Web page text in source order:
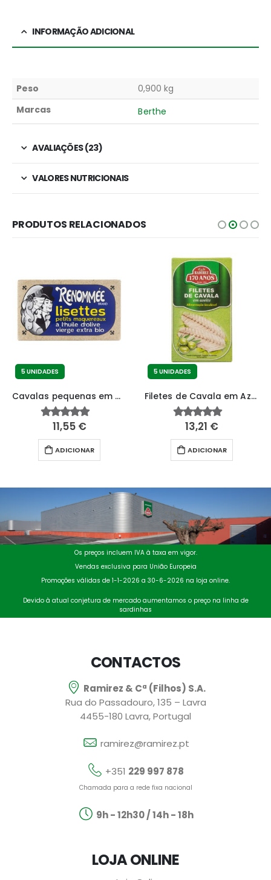
INFORMAÇÃO ADICIONAL
Peso
0,900 kg
Marcas
Berthe
AVALIAÇÕES (23)
VALORES NUTRICIONAIS
PRODUTOS RELACIONADOS
5 UNIDADES
Cavalas pequenas em azeite virgem extra bio
fora de 5
11,55 €
ADICIONAR
5 UNIDADES
Filetes de Cavala em Azeite
fora de 5
13,21 €
ADICIONAR
Os preços incluem IVA à taxa em vigor.
Vendas exclusiva para União Europeia
Promoções válidas de 1-1-2026 a 30-6-2026 na loja online.
Devido à atual conjetura de mercado aumentamos o preço na linha de
sardinhas
CONTACTOS
Ramirez & Cª (Filhos) S.A.
Rua do Passadouro, 135 – Lavra
4455-180 Lavra, Portugal
ramirez@ramirez.pt
+351 229 997 878
Chamada para a rede fixa nacional
9h - 12h30 / 14h - 18h
LOJA ONLINE